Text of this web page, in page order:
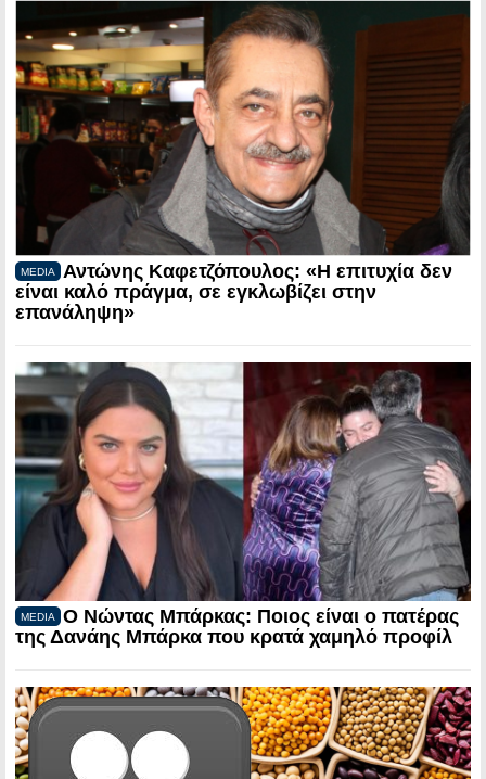
MEDIA
Αντώνης Καφετζόπουλος: «Η επιτυχία δεν
είναι καλό πράγμα, σε εγκλωβίζει στην
επανάληψη»
MEDIA
Ο Νώντας Μπάρκας: Ποιος είναι ο πατέρας
της Δανάης Μπάρκα που κρατά χαμηλό προφίλ